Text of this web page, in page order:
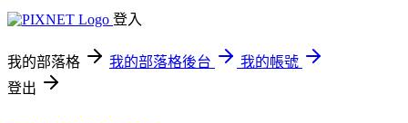
登入
我的部落格 我的部落格後台
我的帳號
登出